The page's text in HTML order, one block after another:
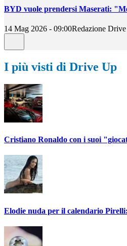
BYD vuole prendersi Maserati:
14 Mag 2026 - 09:00Redazione
I più visti di Drive Up
Cristiano Ronaldo con i suoi
Elodie nuda per il calendario